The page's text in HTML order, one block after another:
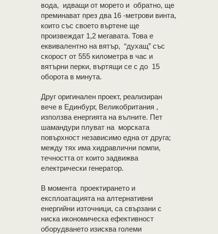
вода, идващи от морето и обратно, ще
преминават през два 16 -метрови винта,
които със своето въртене ще
произвеждат 1,2 мегавата. Това е
еквивалентно на вятър, “духащ” със
скорост от 555 километра в час и
вятърни перки, въртящи се с до 15
оборота в минута.
Друг оригинален проект, реализиран
вече в Единбург, Великобритания ,
използва енергията на вълните. Пет
шамандури плуват на морската
повърхност независимо една от друга;
между тях има хидравлични помпи,
течността от които задвижва
електрически генератор.
В момента проектирането и
експлоатацията на алтернативни
енергийни източници, са свързани с
ниска икономическа ефективност
оборудването изисква големи